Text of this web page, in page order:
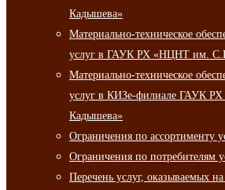
Кадышева»
Материально-техническое
услуг в ГАУК РХ «НЦНТ им.
Материально-техническое
услуг в КИЗе-филиале ГАУК
Кадышева»
Ограничения по ассортименту
Ограничения по потребителям
Перечень услуг, оказываемых